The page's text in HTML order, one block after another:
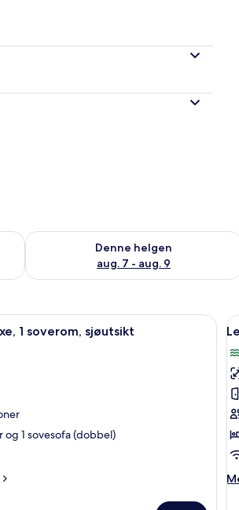
7 - aug. 8
Denne helgen
aug. 7 - aug. 9
Sjekk tilgjengelighet for denne
brett 1 soverom, safe på rommet,
1 soverom, sjøutsikt
og 1 sovesofa (dobbel)
–
1